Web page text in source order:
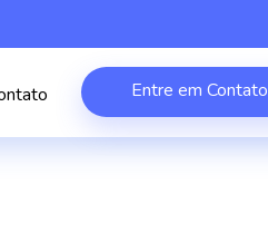
Entre em Contato